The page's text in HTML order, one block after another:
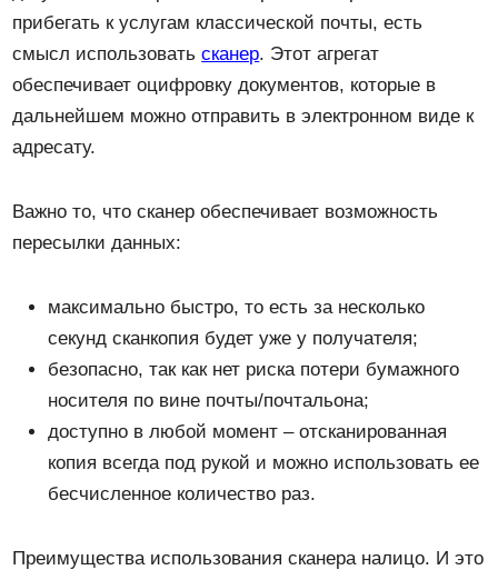
прибегать к услугам классической почты, есть
смысл использоватьсканер. Этот агрегат
обеспечивает оцифровку документов, которые в
дальнейшем можно отправить в электронном виде к
адресату.
Важно то, что сканер обеспечивает возможность
пересылки данных:
максимально быстро, то есть за несколько
секунд сканкопия будет уже у получателя;
безопасно, так как нет риска потери бумажного
носителя по вине почты/почтальона;
доступно в любой момент – отсканированная
копия всегда под рукой и можно использовать ее
бесчисленное количество раз.
Преимущества использования сканера налицо. И это